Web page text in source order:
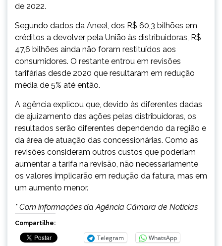
de 2022.
Segundo dados da Aneel, dos R$ 60,3 bilhões em
créditos a devolver pela União às distribuidoras, R$
47,6 bilhões ainda não foram restituídos aos
consumidores. O restante entrou em revisões
tarifárias desde 2020 que resultaram em redução
média de 5% até então.
A agência explicou que, devido às diferentes dadas
de ajuizamento das ações pelas distribuidoras, os
resultados serão diferentes dependendo da região e
da área de atuação das concessionárias. Como as
revisões consideram outros custos que poderiam
aumentar a tarifa na revisão, não necessariamente
os valores implicarão em redução da fatura, mas em
um aumento menor.
* Com informações da Agência Câmara de Notícias
Compartilhe:
Telegram
WhatsApp